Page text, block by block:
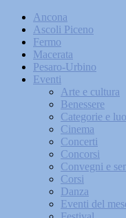
Ancona
Ascoli Piceno
Fermo
Macerata
Pesaro-Urbino
Eventi
Arte e cultura
Benessere
Categorie e
Cinema
Concerti
Concorsi
Convegni e
Corsi
Danza
Eventi del